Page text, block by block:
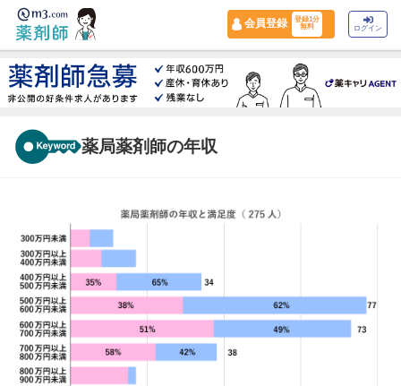
会員登録
登録1分
無料
ログイン
薬局薬剤師の年収